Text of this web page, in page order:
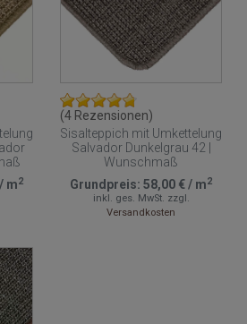
/ m2
(4 Rezensionen)
Sisalteppich mit Umkettelung
Salvador Dunkelgrau 42 |
Wunschmaß
Grundpreis: 58,00 €/ m2
inkl. ges. MwSt. zzgl.
Versandkosten